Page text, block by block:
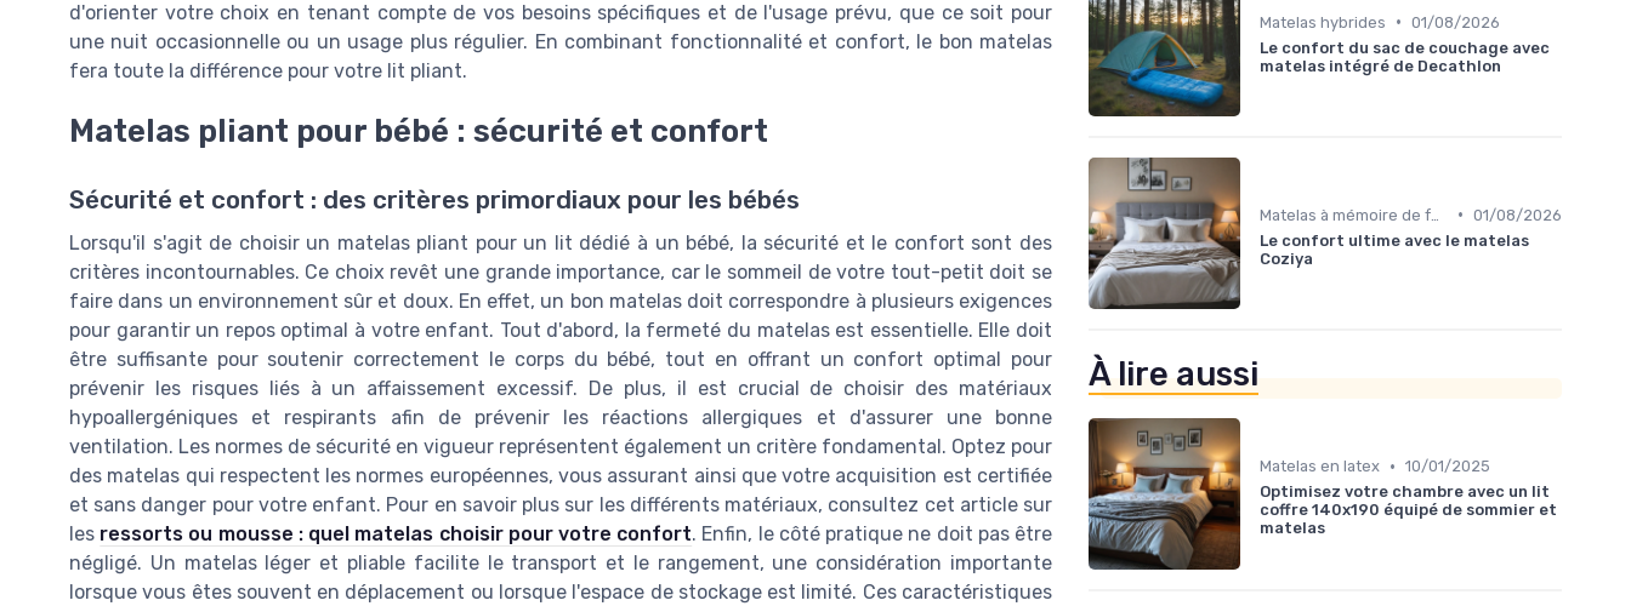
d'orienter votre choix en tenant compte de vos besoins spécifiques et de l'usage prévu, que ce soit pour
une nuit occasionnelle ou un usage plus régulier. En combinant fonctionnalité et confort, le bon matelas
fera toute la différence pour votre lit pliant.
Matelas pliant pour bébé : sécurité et confort
Sécurité et confort : des critères primordiaux pour les bébés
Lorsqu'il s'agit de choisir un matelas pliant pour un lit dédié à un bébé, la sécurité et le confort sont des
critères incontournables. Ce choix revêt une grande importance, car le sommeil de votre tout-petit doit se
faire dans un environnement sûr et doux. En effet, un bon matelas doit correspondre à plusieurs exigences
pour garantir un repos optimal à votre enfant. Tout d'abord, la fermeté du matelas est essentielle. Elle doit
être suffisante pour soutenir correctement le corps du bébé, tout en offrant un confort optimal pour
prévenir les risques liés à un affaissement excessif. De plus, il est crucial de choisir des matériaux
hypoallergéniques et respirants afin de prévenir les réactions allergiques et d'assurer une bonne
ventilation. Les normes de sécurité en vigueur représentent également un critère fondamental. Optez pour
des matelas qui respectent les normes européennes, vous assurant ainsi que votre acquisition est certifiée
et sans danger pour votre enfant. Pour en savoir plus sur les différents matériaux, consultez cet article sur
les ressorts ou mousse : quel matelas choisir pour votre confort. Enfin, le côté pratique ne doit pas être
négligé. Un matelas léger et pliable facilite le transport et le rangement, une considération importante
lorsque vous êtes souvent en déplacement ou lorsque l'espace de stockage est limité. Ces caractéristiques
Matelas hybrides • 01/08/2026
Le confort du sac de couchage avec
matelas intégré de Decathlon
• 01/08/2026
Le confort ultime avec le matelas
Coziya
À lire aussi
Matelas en latex • 10/01/2025
Optimisez votre chambre avec un lit
coffre 140x190 équipé de sommier et
matelas